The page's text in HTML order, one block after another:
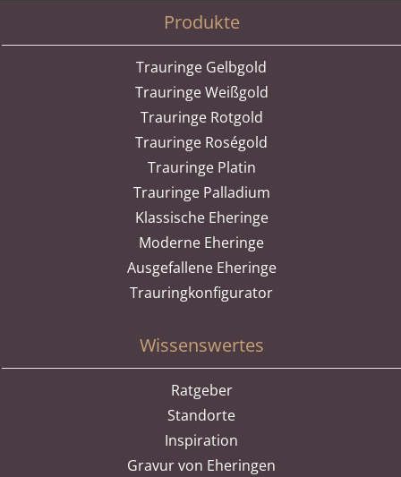
Produkte
Trauringe Gelbgold
Trauringe Weißgold
Trauringe Rotgold
Trauringe Roségold
Trauringe Platin
Trauringe Palladium
Klassische Eheringe
Moderne Eheringe
Ausgefallene Eheringe
Trauringkonfigurator
Wissenswertes
Ratgeber
Standorte
Inspiration
Gravur von Eheringen